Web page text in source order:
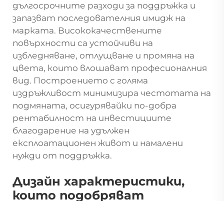
дългосрочните разходи за поддръжка и
запазват последователния имидж на
марката. Висококачествените
повърхности са устойчиви на
избледняване, отлущване и промяна на
цвета, които влошават професионалния
вид. Построението с голяма
издръжливост минимизира честотата на
подмяната, осигурявайки по-добра
рентабилност на инвестициите
благодарение на удължен
експлоатационен живот и намалени
нужди от поддръжка.
Дизайн характеристики,
които подобряват